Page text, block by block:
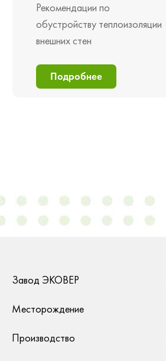
Рекомендации по
обустройству теплоизоляции
внешних стен
Подробнее
Завод ЭКОВЕР
Месторождение
Производство